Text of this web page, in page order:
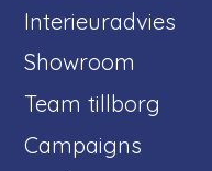
Interieuradvies
Showroom
Team tillborg
Campaigns